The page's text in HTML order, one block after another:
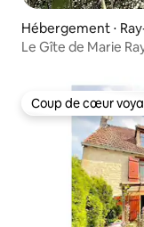
Hébergement ⋅
Le Gîte de Marie
Coup de cœur
Coup de cœur